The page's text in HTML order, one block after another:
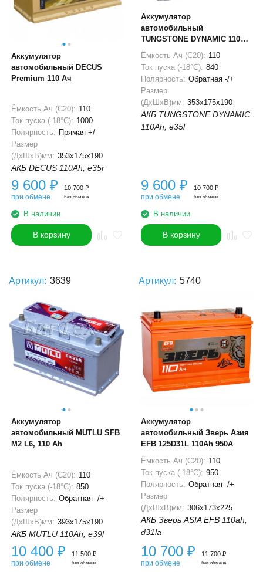
Аккумулятор
автомобильный DECUS
Premium 110 Ач
Ёмкость Ач (С20): 110
Ток пуска (-18°С): 1000
Полярность: Прямая +/-
Размер
(ДхШхВ)мм: 353x175x190
АКБ DECUS 110Ah, e35r
9 600 ₽
при обмене
10 700 ₽
без обмена
В наличии
В корзину
Аккумулятор
автомобильный
TUNGSTONE DYNAMIC 110Ач
840А о.п
Ёмкость Ач (С20): 110
Ток пуска (-18°С): 840
Полярность: Обратная -/+
Размер
(ДхШхВ)мм: 353x175x190
АКБ TUNGSTONE DYNAMIC
110Ah, e35l
9 600 ₽
при обмене
10 700 ₽
без обмена
В наличии
В корзину
Артикул: 3639
Аккумулятор
автомобильный MUTLU SFB
M2 L6, 110 Ah
Ёмкость Ач (С20): 110
Ток пуска (-18°С): 850
Полярность: Обратная -/+
Размер
(ДхШхВ)мм: 393x175x190
АКБ MUTLU 110Ah, e39l
10 400 ₽
при обмене
11 500 ₽
без обмена
Артикул: 5740
Аккумулятор
автомобильный Зверь Азия
EFB 125D31L 110Ah 950A
Ёмкость Ач (С20): 110
Ток пуска (-18°С): 950
Полярность: Обратная -/+
Размер
(ДхШхВ)мм: 306x173x225
АКБ Зверь ASIA EFB 110ah,
d31la
10 700 ₽
при обмене
11 700 ₽
без обмена